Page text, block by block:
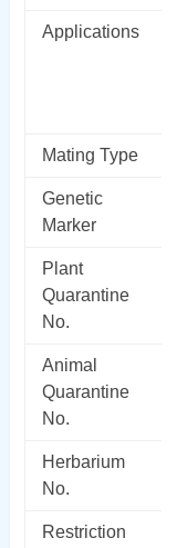
Applications
Mating Type
Genetic
Marker
Plant
Quarantine
No.
Animal
Quarantine
No.
Herbarium
No.
Restriction